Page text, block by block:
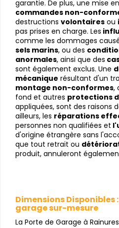
garantie. De plus, une mise
commandes non-
destructions volontaires ou
pas prises en charge. Les
comme les dommages
sels marins, ou des
anormales, ainsi que des
sont également exclus. Une
mécanique
montage non-conformes,
fond et autres protections
appliquées, sont des raisons
ailleurs, les réparations
personnes non qualifiées et
d'origine étrangère sans
que tout retrait ou
produit, annuleront
Dimensions Disponibles
garage sur-mesure
La Porte de Garage à